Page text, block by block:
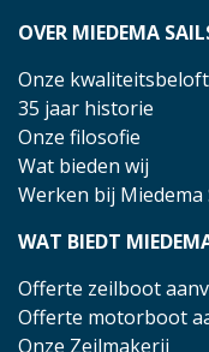
OVER MIEDEMA
Onze
35 jaar historie
Onze filosofie
Wat bieden wij
Werken bij Miedema
WAT BIEDT
Offerte zeilboot
Offerte motorboot
Onze Zeilmakerij